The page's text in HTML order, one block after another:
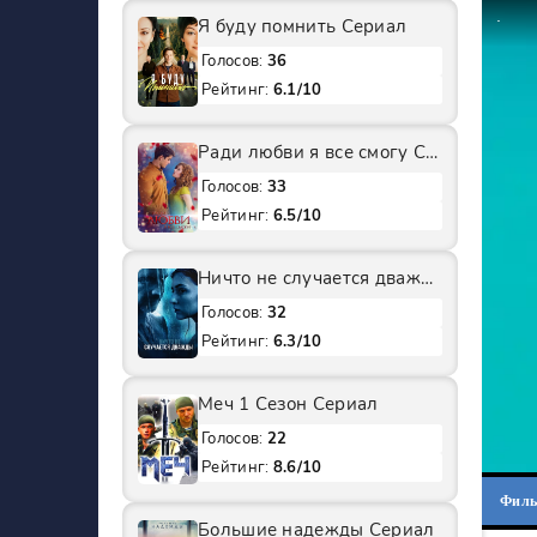
Я буду помнить Сериал
Голосов: 36
Рейтинг: 6.1/10
Ради любви я все смогу Сериал
Голосов: 33
Рейтинг: 6.5/10
Ничто не случается дважды 2 Сезон Сериал
Голосов: 32
Рейтинг: 6.3/10
Меч 1 Сезон Сериал
Голосов: 22
Рейтинг: 8.6/10
Большие надежды Сериал